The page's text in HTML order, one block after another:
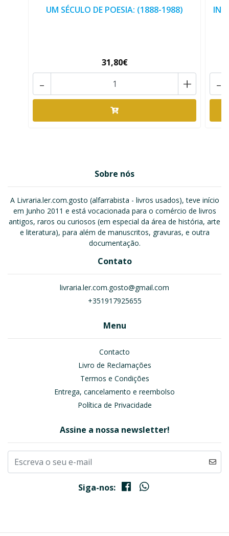
UM SÉCULO DE POESIA: (1888-1988)
31,80€
+
- -
Sobre nós
A Livraria.ler.com.gosto (alfarrabista - livros usados), teve início
em Junho 2011 e está vocacionada para o comércio de livros
antigos, raros ou curiosos (em especial da área de história, arte
e literatura), para além de manuscritos, gravuras, e outra
documentação.
Contato
livraria.ler.com.gosto@gmail.com
+351917925655
Menu
Contacto
Livro de Reclamações
Termos e Condições
Entrega, cancelamento e reembolso
Política de Privacidade
Assine a nossa newsletter!
Siga-nos: